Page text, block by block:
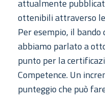
attualmente
ottenibili attraverso
Per esempio, il bando
abbiamo parlato a
punto per la
Competence. Un
punteggio che può